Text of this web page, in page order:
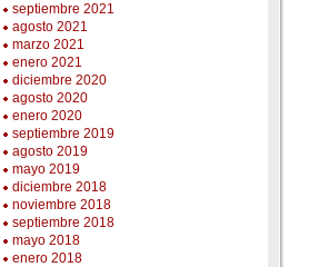
septiembre 2021
agosto 2021
marzo 2021
enero 2021
diciembre 2020
agosto 2020
enero 2020
septiembre 2019
agosto 2019
mayo 2019
diciembre 2018
noviembre 2018
septiembre 2018
mayo 2018
enero 2018